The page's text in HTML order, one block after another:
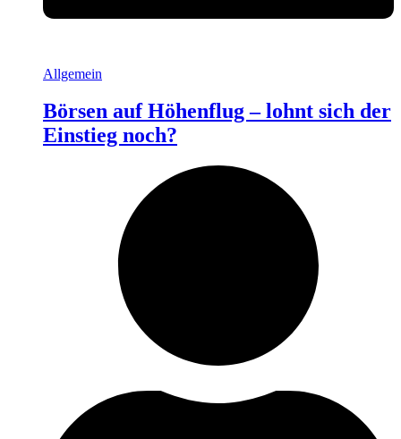
Allgemein
Börsen auf Höhenflug – lohnt sich der
Einstieg noch?